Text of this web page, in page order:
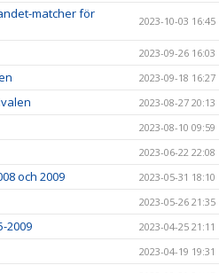
matcher för
2023-10-03 16:45
2023-09-26 16:03
2023-09-18 16:27
2023-08-27 20:13
2023-08-10 09:59
2023-06-22 22:08
och 2009 2023-05-31 18:10
2023-05-26 21:35
2009 2023-04-25 21:11
2023-04-19 19:31